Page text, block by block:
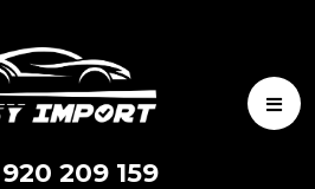
920 209 159